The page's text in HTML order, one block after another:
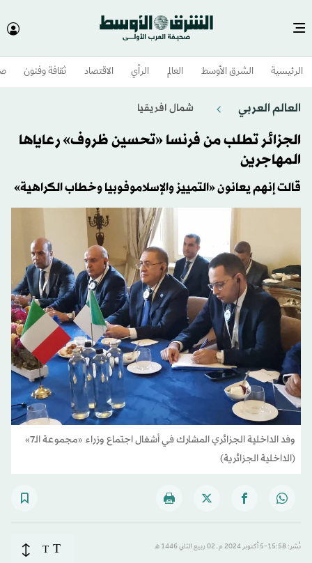
الرئيسية الشرق الأوسط​ العالم الرأي الاقتصاد ثقافة وفنون
العالم العربي شمال افريقيا
الجزائر تطلب من فرنسا «تحسين ظروف» رعاياها
المهاجرين
قالت إنهم يعانون «التمييز والإسلاموفوبيا وخطاب الكراهية»
وفد الداخلية الجزائري المشارك في أشغال اجتماع وزراء «مجموعة الـ7»
(الداخلية الجزائرية)
نُشر: 15:58-5 أكتوبر 2024 م ـ 02 ربيع الثاني 1446 هـ T
T